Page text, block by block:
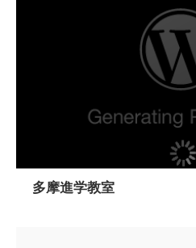
多摩進学教室